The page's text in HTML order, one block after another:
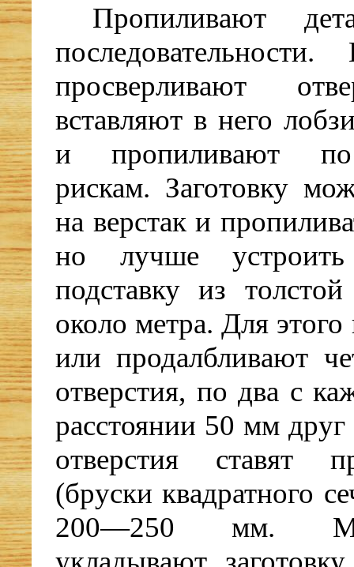
Пропиливают
просверливают
вставляют в него
и пропиливают по
рискам. Заготовку
на верстак и
но лучше устроить
подставку из
около метра. Для этого
или продалбливают
отверстия, по два с
расстоянии 50 мм
отверстия ставят
(бруски квадратного
200—250 мм.